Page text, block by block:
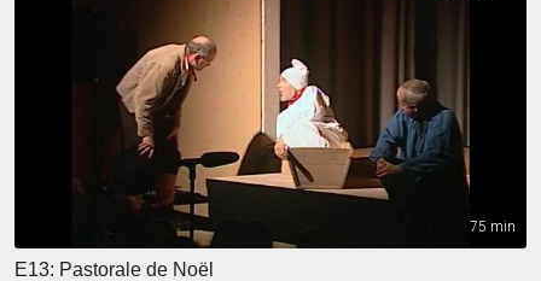
75 min
E13: Pastorale de Noël